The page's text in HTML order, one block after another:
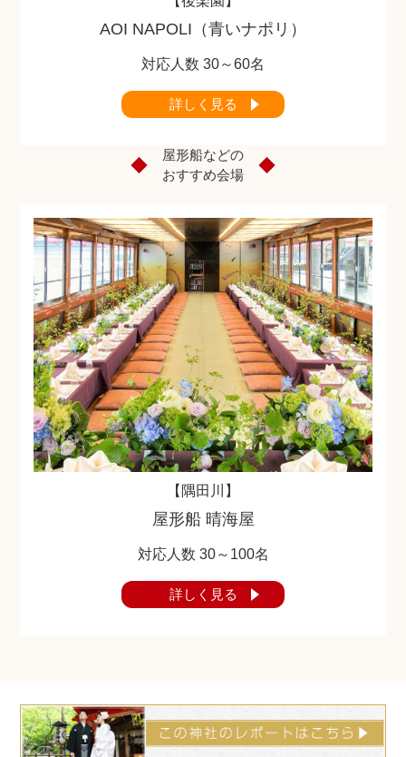
AOI NAPOLI（青いナポリ）
対応人数 30～60名
詳しく見る
屋形船などの
おすすめ会場
【隅田川】
屋形船 晴海屋
対応人数 30～100名
詳しく見る